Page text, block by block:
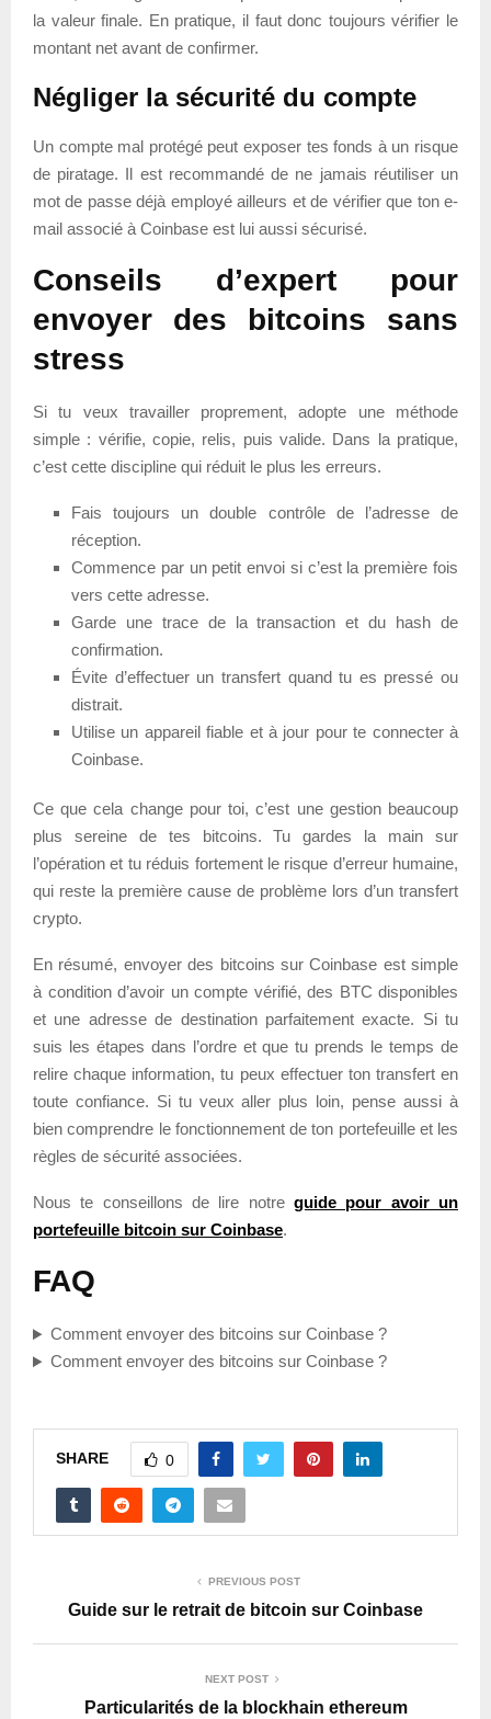
la valeur finale. En pratique, il faut donc toujours vérifier le
montant net avant de confirmer.
Négliger la sécurité du compte
Un compte mal protégé peut exposer tes fonds à un risque
de piratage. Il est recommandé de ne jamais réutiliser un
mot de passe déjà employé ailleurs et de vérifier que ton e-
mail associé à Coinbase est lui aussi sécurisé.
Conseils d’expert pour
envoyer des bitcoins sans
stress
Si tu veux travailler proprement, adopte une méthode
simple : vérifie, copie, relis, puis valide. Dans la pratique,
c’est cette discipline qui réduit le plus les erreurs.
Fais toujours un double contrôle de l’adresse de
réception.
Commence par un petit envoi si c’est la première fois
vers cette adresse.
Garde une trace de la transaction et du hash de
confirmation.
Évite d’effectuer un transfert quand tu es pressé ou
distrait.
Utilise un appareil fiable et à jour pour te connecter à
Coinbase.
Ce que cela change pour toi, c’est une gestion beaucoup
plus sereine de tes bitcoins. Tu gardes la main sur
l’opération et tu réduis fortement le risque d’erreur humaine,
qui reste la première cause de problème lors d’un transfert
crypto.
En résumé, envoyer des bitcoins sur Coinbase est simple
à condition d’avoir un compte vérifié, des BTC disponibles
et une adresse de destination parfaitement exacte. Si tu
suis les étapes dans l’ordre et que tu prends le temps de
relire chaque information, tu peux effectuer ton transfert en
toute confiance. Si tu veux aller plus loin, pense aussi à
bien comprendre le fonctionnement de ton portefeuille et les
règles de sécurité associées.
Nous te conseillons de lire notre guide pour avoir un
portefeuille bitcoin sur Coinbase.
FAQ
Comment envoyer des bitcoins sur Coinbase ?
Comment envoyer des bitcoins sur Coinbase ?
SHARE 0
PREVIOUS POST
Guide sur le retrait de bitcoin sur Coinbase
NEXT POST
Particularités de la blockhain ethereum